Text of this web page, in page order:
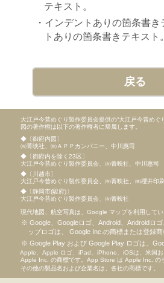
テキスト。
インデントありの箇条書き
トありの箇条書きテキスト。
戻る
大江戸今昔めぐり製作委員会提供の“大江戸今昔めぐ
図の著作権は以下の著作権者に帰属します。
◆〔御府内図〕
㈲菁映社、㈱ＡＰＰカンパニー、中川惠司
◆〔御府内を除く23区〕
大江戸今昔めぐり製作委員会、㈲菁映社、中川惠司
◆〔川越市〕
大江戸今昔めぐり製作委員会、㈲菁映社、㈱櫻井印
◆〔静岡市(駿府)〕
大江戸今昔めぐり製作委員会、㈲菁映社
現代地図、航空写真は、Google マップを利用してい
Google、Googleロゴ、Android、Androidロ
ップロゴは、 Google Inc.の商標または登録商
Google Play および Google Play ロゴは、
Apple、Apple ロゴ、iPad、iPhone、iOSは、米国
Apple Inc. の商標です。App Store は Apple Inc. の
その他の製品名および企業名は、各社の商標です。